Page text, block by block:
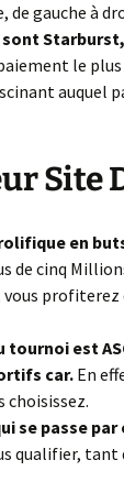
de gauche à
le
auquel
Site
en
cinq
vous
tournoi est
car. En
choisissez.
se passe
qualifier, tant